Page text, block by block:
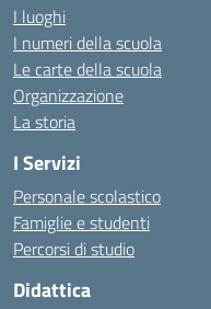
I luoghi
I numeri della scuola
Le carte della scuola
Organizzazione
La storia
I Servizi
Personale scolastico
Famiglie e studenti
Percorsi di studio
Didattica